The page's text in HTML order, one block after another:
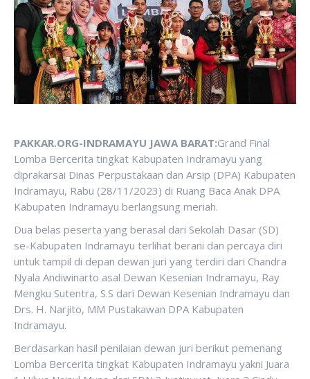
PAKKAR.ORG-INDRAMAYU JAWA BARAT:Grand Final
Lomba Bercerita tingkat Kabupaten Indramayu yang
diprakarsai Dinas Perpustakaan dan Arsip (DPA) Kabupaten
Indramayu, Rabu (28/11/2023) di Ruang Baca Anak DPA
Kabupaten Indramayu berlangsung meriah.
Dua belas peserta yang berasal dari Sekolah Dasar (SD)
se-Kabupaten Indramayu terlihat berani dan percaya diri
untuk tampil di depan dewan juri yang terdiri dari Chandra
Nyala Andiwinarto asal Dewan Kesenian Indramayu, Ray
Mengku Sutentra, S.S dari Dewan Kesenian Indramayu dan
Drs. H. Narjito, MM Pustakawan DPA Kabupaten
Indramayu.
Berdasarkan hasil penilaian dewan juri berikut pemenang
Lomba Bercerita tingkat Kabupaten Indramayu yakni Juara